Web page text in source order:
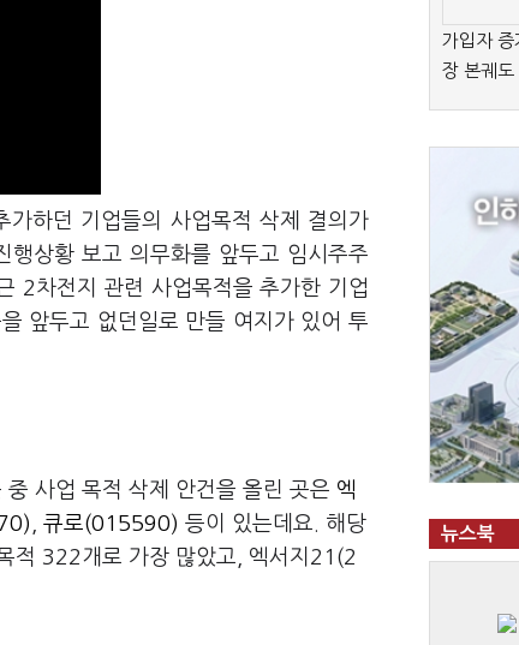
하던 기업들의 사업목적 삭제 결의가
행상황 보고 의무화를 앞두고 임시주주
2차전지 관련 사업목적을 추가한 기업
앞두고 없던일로 만들 여지가 있어 투
사업 목적 삭제 안건을 올린 곳은 엑
큐로(015590) 등이 있는데요. 해당
적 322개로 가장 많았고, 엑서지21(2
가입자
장 본궤도
뉴스북